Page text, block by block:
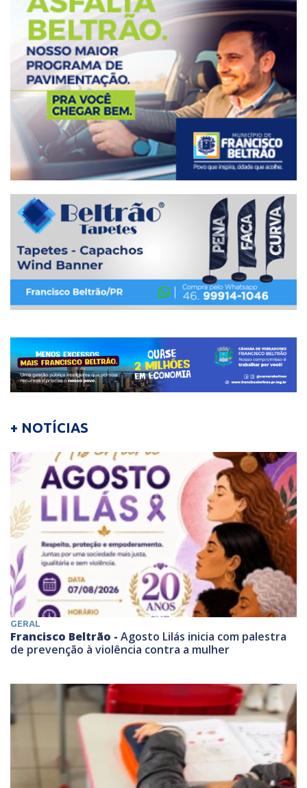
+ NOTÍCIAS
GERAL
Francisco Beltrão - Agosto Lilás inicia com palestra
de prevenção à violência contra a mulher